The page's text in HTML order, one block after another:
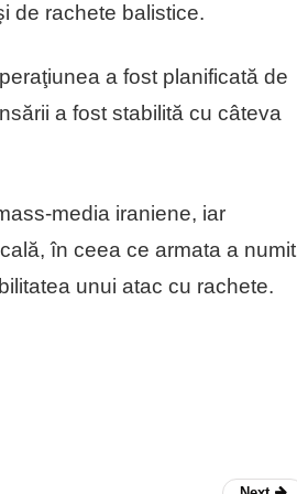
de rachete balistice.
a fost planificată de
a fost stabilită cu câteva
media iraniene, iar
în ceea ce armata a numit
unui atac cu rachete.